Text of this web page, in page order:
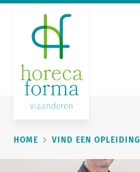
HOME VIND EEN OPLEIDING